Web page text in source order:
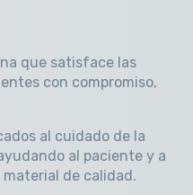
que satisface las
con compromiso,
al cuidado de la
al paciente y a
de calidad.